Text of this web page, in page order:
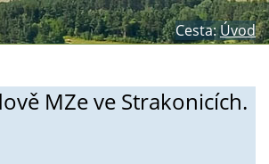
Cesta:Úvod
MZe ve Strakonicích.